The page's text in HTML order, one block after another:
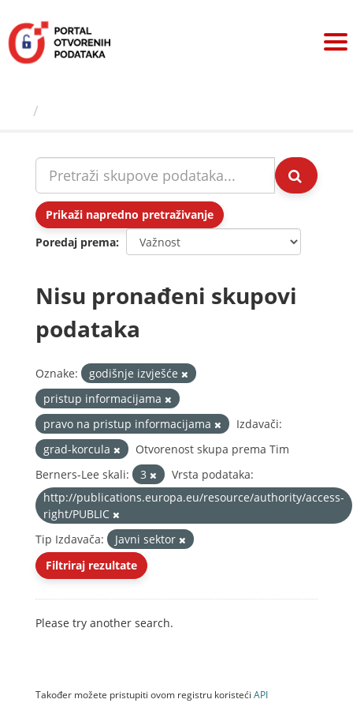
sadržaj
Prikaži napredno pretraživanje
Poredaj prema
Nisu pronađeni skupovi
podataka
Oznake:
godišnje izvješće
pristup informacijama
pravo na pristup informacijama
Izdavači:
grad-korcula
Otvorenost skupa prema Tim
Berners-Lee skali:
3
Vrsta podataka:
http://publications.europa.eu/resource/authority/access-
right/PUBLIC
Tip Izdavača:
Javni sektor
Filtriraj rezultate
Please try another search.
Također možete pristupiti ovom registru koristeći API